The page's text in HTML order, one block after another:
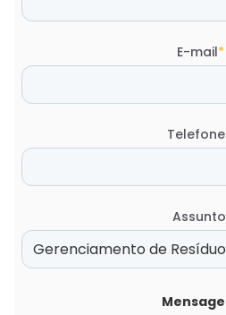
E-mail*